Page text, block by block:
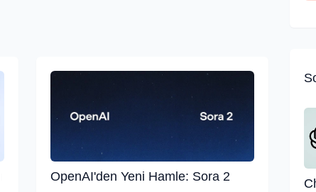
OpenAI'den Yeni Hamle: Sora 2